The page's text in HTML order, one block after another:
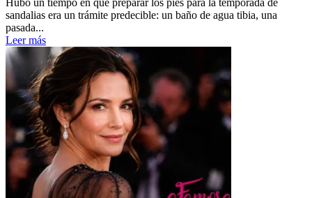
Hubo un tiempo en que preparar los pies para la temporada de
sandalias era un trámite predecible: un baño de agua tibia, una
pasada...
Leer más